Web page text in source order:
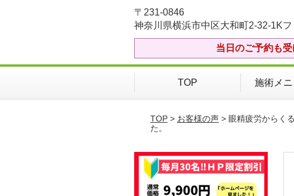
〒231-0846
神奈川県横浜市中区大和町2-32-1K
当日のご予約も
TOP 施術メ
TOP> お客様の声> 眼精疲労からく
た。